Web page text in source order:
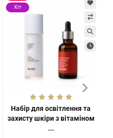
Хіт
Набір для освітлення та
захисту шкіри з вітаміном
...